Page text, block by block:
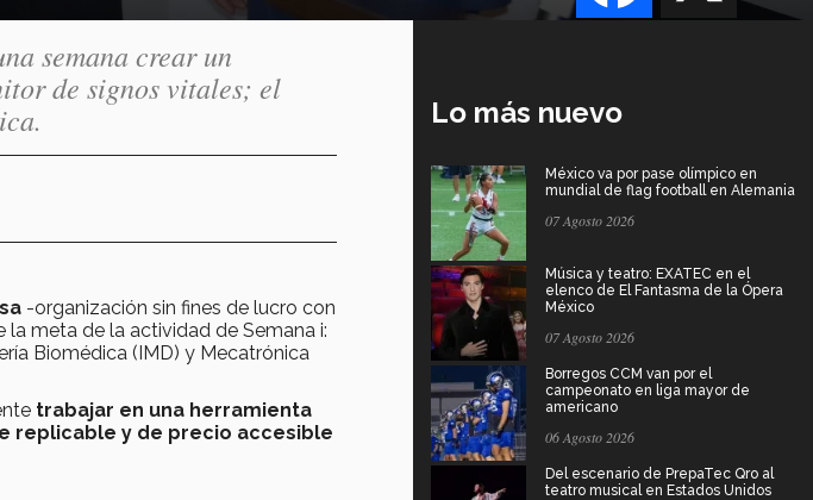
semana crear un
de signos vitales; el
-organización sin fines de lucro con
meta de la actividad de Semana i:
Biomédica (IMD) y Mecatrónica
trabajar en una herramienta
replicable y de precio accesible
Lo más nuevo
México va por pase olímpico en
mundial de flag football en Alemania
07 Agosto 2026
Música y teatro: EXATEC en el
elenco de El Fantasma de la Ópera
México
07 Agosto 2026
Borregos CCM van por el
campeonato en liga mayor de
americano
06 Agosto 2026
Del escenario de PrepaTec Qro al
teatro musical en Estados Unidos